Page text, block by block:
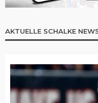
AKTUELLE SCHALKE